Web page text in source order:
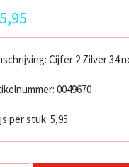
Cijfer 2 Zilver
0049670
per stuk: 5,95